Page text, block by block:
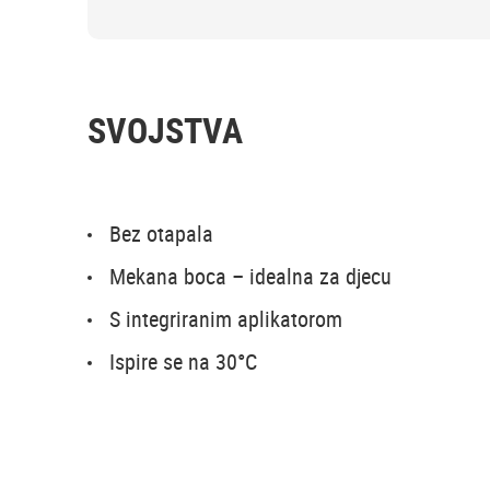
SVOJSTVA
Bez otapala
Mekana boca – idealna za djecu
S integriranim aplikatorom
Ispire se na 30°C